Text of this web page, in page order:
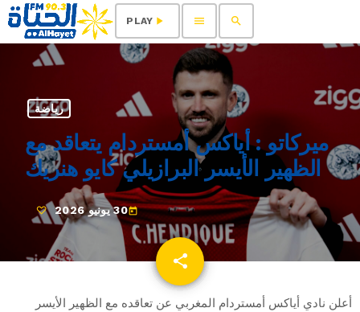
search
menu
play_arrow
PLAY
رياضة
ميركاتو : أياكس أمستردام يتعاقد مع
الظهير الأيسر البرازيلي كايو هنريك
today30 يونيو 2026
share
email
أعلن نادي أياكس أمستردام المغربي عن تعاقده مع الظهير الأيسر